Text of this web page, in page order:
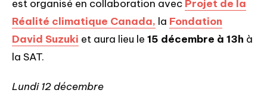
est organisé en collaboration avec Projet de la
Réalité climatique Canada, la Fondation
David Suzuki et aura lieu le 15 décembre à 13h à
la SAT.
Lundi 12 décembre